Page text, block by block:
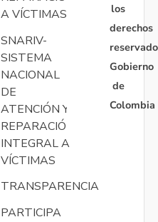
A VÍCTIMAS
SNARIV-
SISTEMA
NACIONAL
DE
ATENCIÓN Y
REPARACIÓN
INTEGRAL A
VÍCTIMAS
TRANSPARENCIA
PARTICIPA
los
derechos
Gobierno
de
Colombia